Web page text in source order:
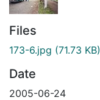
Files
173-6.jpg (71.73 KB)
Date
2005-06-24